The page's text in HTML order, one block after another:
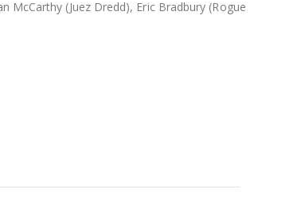
McCarthy (Juez Dredd), Eric Bradbury (Rogue